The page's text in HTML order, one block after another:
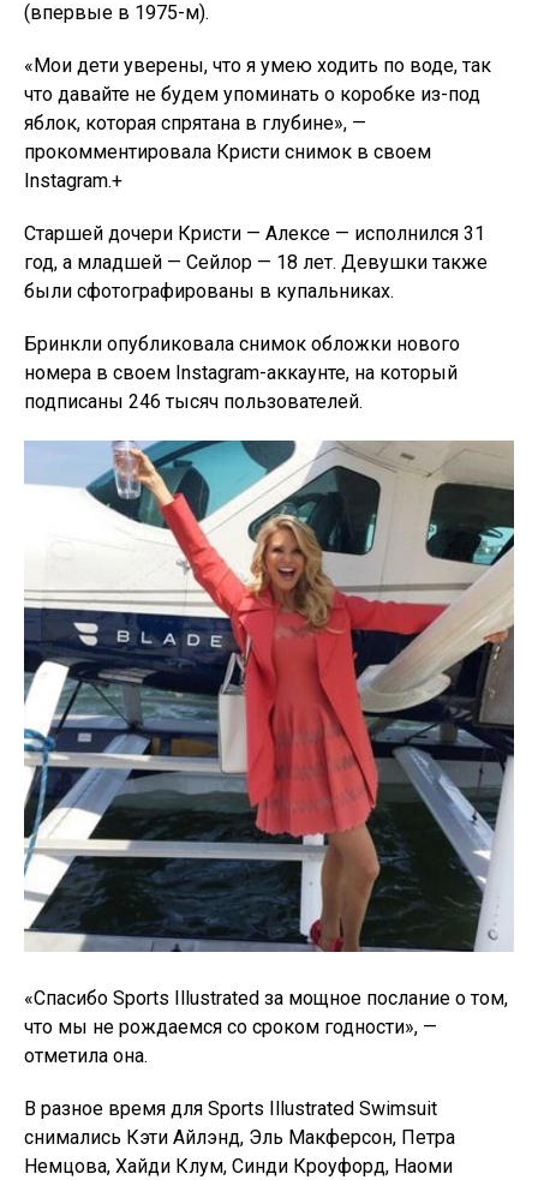
(впервые в 1975-м).
«Мои дети уверены, что я умею ходить по воде, так
что давайте не будем упоминать о коробке из-под
яблок, которая спрятана в глубине», —
прокомментировала Кристи снимок в своем
Instagram.+
Cтаршей дочери Кристи — Алексе — исполнился 31
год, а младшей — Сейлор — 18 лет. Девушки также
были сфотографированы в купальниках.
Бринкли опубликовала снимок обложки нового
номера в своем Instagram-аккаунте, на который
подписаны 246 тысяч пользователей.
«Спасибо Sports Illustrated за мощное послание о том,
что мы не рождаемся со сроком годности», —
отметила она.
В разное время для Sports Illustrated Swimsuit
снимались Кэти Айлэнд, Эль Макферсон, Петра
Немцова, Хайди Клум, Синди Кроуфорд, Наоми